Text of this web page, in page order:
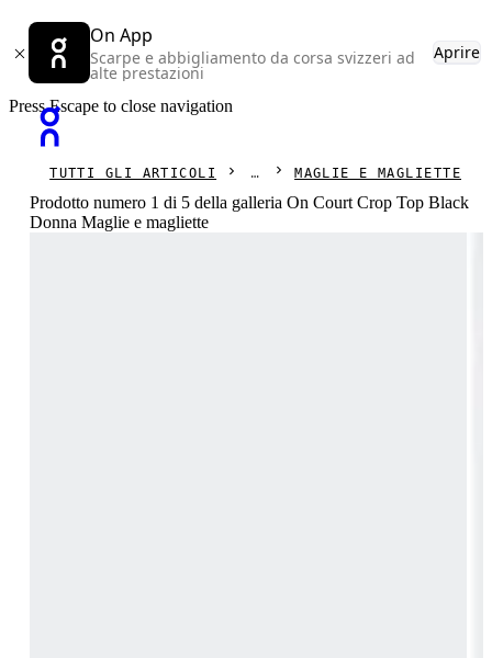
On App
Scarpe e abbigliamento da corsa svizzeri ad
alte prestazioni
Aprire
Press Escape to close navigation
TUTTI GLI ARTICOLI MAGLIE E MAGLIETTE
Prodotto numero 1 di 5 della galleria On Court Crop Top Black
Donna Maglie e magliette